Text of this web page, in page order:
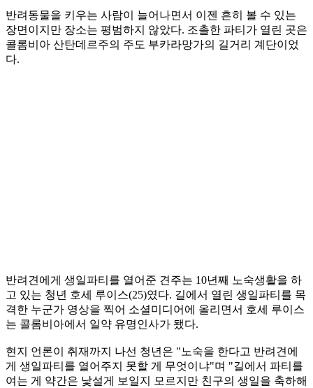
반려동물을 키우는 사람이 늘어나면서 이젠 흔히 볼 수 있는
장면이지만 장소는 평범하지 않았다. 조촐한 파티가 열린 곳은
콜롬비아 산탄데르주의 주도 부카라망가의 길거리 계단이었
다.
반려견에게 생일파티를 열어준 견주는 10년째 노숙생활을 하
고 있는 청년 호세 루이스(25)였다. 길에서 열린 생일파티를 목
격한 누군가 영상을 찍어 소셜미디어에 올리면서 호세 루이스
는 콜롬비아에서 일약 유명인사가 됐다.
현지 언론이 취재까지 나선 청년은 "노숙을 한다고 반려견에
게 생일파티를 열어주지 못할 게 무엇이냐"며 "길에서 파티를
여는 게 약간은 낯설게 보일지 모르지만 친구의 생일을 축하해